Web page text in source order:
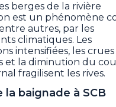
berges de la rivière
est un phénomène
autres, par les
climatiques. Les
intensifiées, les
et la diminution du
fragilisent les rives.
la baignade à SCB